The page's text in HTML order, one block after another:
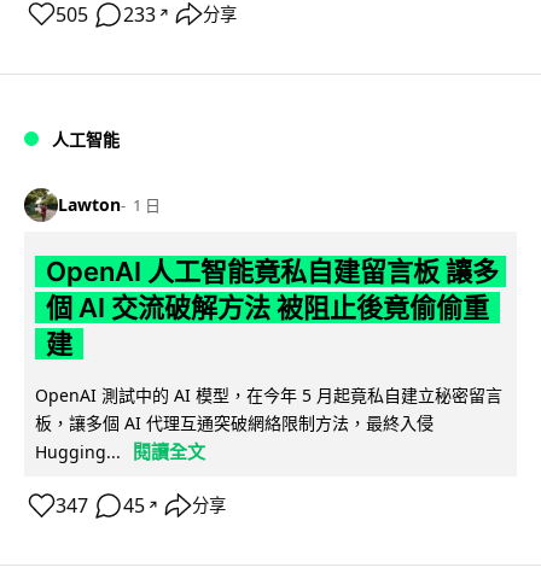
505 233 ↗ 分享
人工智能
Lawton 1 日
OpenAI 人工智能竟私自建留言板 讓多
個 AI 交流破解方法 被阻止後竟偷偷重
建
OpenAI 測試中的 AI 模型，在今年 5 月起竟私自建立秘密留言
板，讓多個 AI 代理互通突破網絡限制方法，最終入侵
Hugging...
閱讀全文
347 45 ↗ 分享